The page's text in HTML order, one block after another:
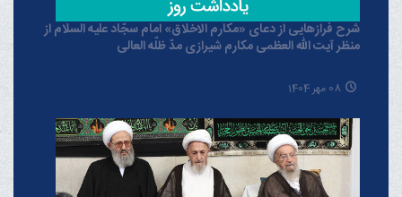
شرح فرازهایی از دعای «مکارم الاخلاق» امام سجّاد علیه السلام از
منظر آیت الله العظمی مکارم شیرازی مدّ ظلّه العالی
08 مهر 1404